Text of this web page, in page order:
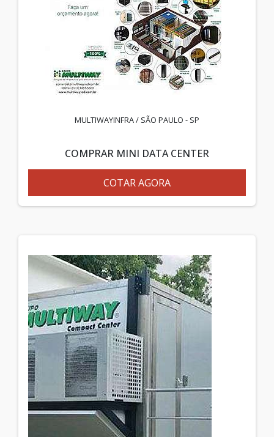
MULTIWAYINFRA / SÃO PAULO - SP
COMPRAR MINI DATA CENTER
COTAR AGORA